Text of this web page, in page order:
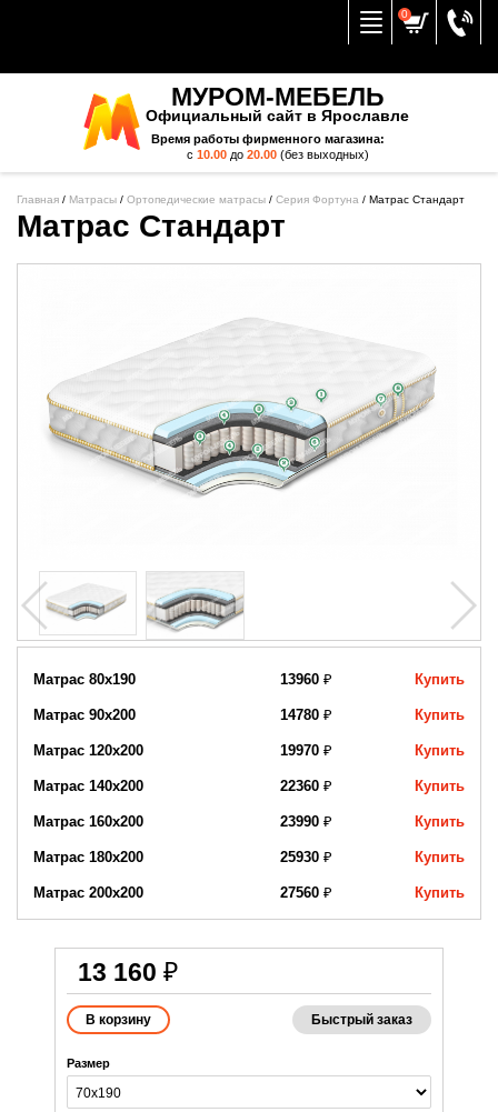
0
МУРОМ-МЕБЕЛЬ
Официальный сайт в Ярославле
Время работы фирменного магазина:
с 10.00до 20.00(без выходных)
Главная / Матрасы / Ортопедические матрасы / Серия Фортуна / Матрас Стандарт
Матрас Стандарт
Матрас 80x190 13960 ₽ Купить
Матрас 90х200 14780 ₽ Купить
Матрас 120х200 19970 ₽ Купить
Матрас 140х200 22360 ₽ Купить
Матрас 160х200 23990 ₽ Купить
Матрас 180х200 25930 ₽ Купить
Матрас 200х200 27560 ₽ Купить
13 160 ₽
Быстрый заказ
Размер